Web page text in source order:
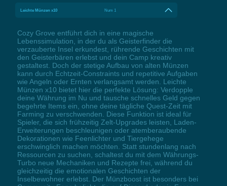
Leichte Münzen x10 Num 1
Cozy Grove entführt dich in eine magische
Lebenssimulation, in der du als Geisterfinder die
verzauberte Insel erkundest, rührende Geschichten mit
den Geisterbären erlebst und dein Camp kreativ
gestaltest. Doch der stetige Aufbau von alten Münzen
kann durch Echtzeit-Constraints und repetitive Aufgaben
wie Angeln oder Ernten verlangsamt werden. Leichte
Münzen x10 bietet hier die perfekte Lösung: Verdopple
deine Währung im Nu und tausche schnelles Geld gegen
begehrte Items ein, ohne deine tägliche Quest-Zeit mit
Farming zu verschwenden. Diese Funktion ist ideal für
Spieler, die sich frühzeitig Zelt-Upgrades leisten, Laden-
Erweiterungen beschleunigen oder atemberaubende
Dekorationen wie Feenlichter und Tiergehege
erschwinglich machen möchten. Statt stundenlang nach
Ressourcen zu suchen, schaltest du mit dem Währungs-
Turbo neue Mechaniken und Rezepte frei, während du
gleichzeitig die emotionalen Geschichten der
Inselbewohner erlebst. Der Münzboost ist besonders bei